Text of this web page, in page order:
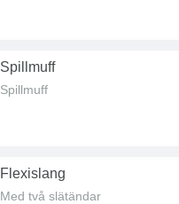
Spillmuff
Spillmuff
Flexislang
Med två slätändar